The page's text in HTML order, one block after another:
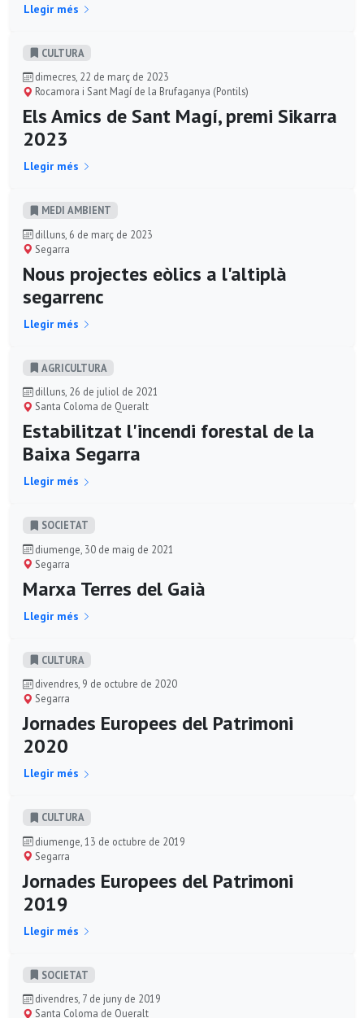
Llegir més
CULTURA
dimecres, 22 de març de 2023
Rocamora i Sant Magí de la Brufaganya (Pontils)
Els Amics de Sant Magí, premi Sikarra
2023
Llegir més
MEDI AMBIENT
dilluns, 6 de març de 2023
Segarra
Nous projectes eòlics a l'altiplà
segarrenc
Llegir més
AGRICULTURA
dilluns, 26 de juliol de 2021
Santa Coloma de Queralt
Estabilitzat l'incendi forestal de la
Baixa Segarra
Llegir més
SOCIETAT
diumenge, 30 de maig de 2021
Segarra
Marxa Terres del Gaià
Llegir més
CULTURA
divendres, 9 de octubre de 2020
Segarra
Jornades Europees del Patrimoni
2020
Llegir més
CULTURA
diumenge, 13 de octubre de 2019
Segarra
Jornades Europees del Patrimoni
2019
Llegir més
SOCIETAT
divendres, 7 de juny de 2019
Santa Coloma de Queralt